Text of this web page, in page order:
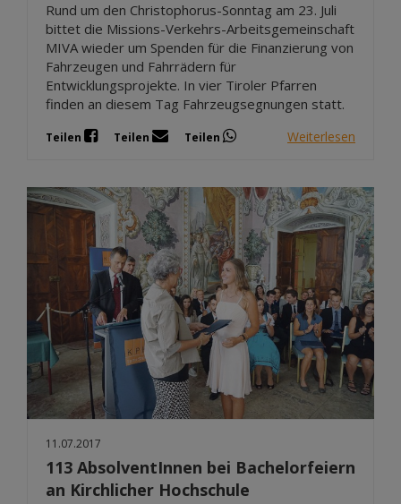
Rund um den Christophorus-Sonntag am 23. Juli
bittet die Missions-Verkehrs-Arbeitsgemeinschaft
MIVA wieder um Spenden für die Finanzierung von
Fahrzeugen und Fahrrädern für
Entwicklungsprojekte. In vier Tiroler Pfarren
finden an diesem Tag Fahrzeugsegnungen statt.
Teilen Teilen Teilen Weiterlesen
11.07.2017
113 AbsolventInnen bei Bachelorfeiern
an Kirchlicher Hochschule